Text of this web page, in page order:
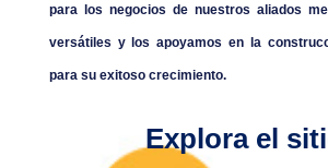
para los negocios de nuestros aliados
versátiles y los apoyamos en la
para su exitoso crecimiento.
Explora el